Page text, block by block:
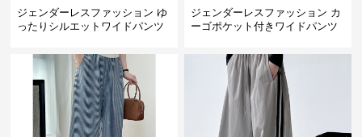
ジェンダーレスファッション ゆ
ったりシルエットワイドパンツ
ジェンダーレスファッション カ
ーゴポケット付きワイドパンツ